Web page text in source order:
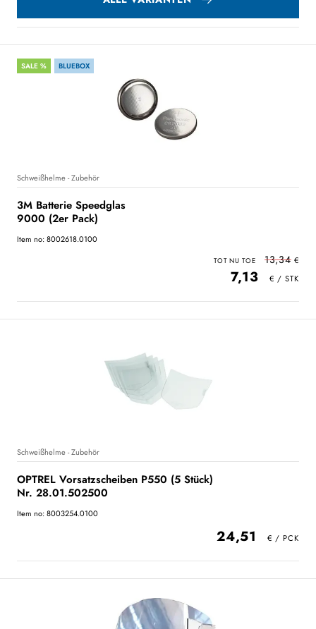
SALE % BLUEBOX
Schweißhelme - Zubehör
3M Batterie Speedglas
9000 (2er Pack)
Item no: 8002618.0100
13,34
7,13
Schweißhelme - Zubehör
OPTREL Vorsatzscheiben P550 (5 Stück)
Nr. 28.01.502500
Item no: 8003254.0100
24,51